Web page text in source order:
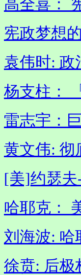
高全喜：
宪政梦想
袁伟时: 政
杨支柱：
雷志宇：
黄文伟: 彻
[美]约瑟
哈耶克：
刘海波: 哈
徐贲: 后极